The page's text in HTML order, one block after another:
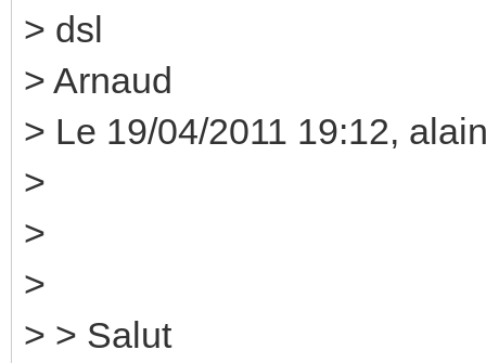
> dsl
> Arnaud
> Le 19/04/2011 19:12,
>
>
>
> > Salut